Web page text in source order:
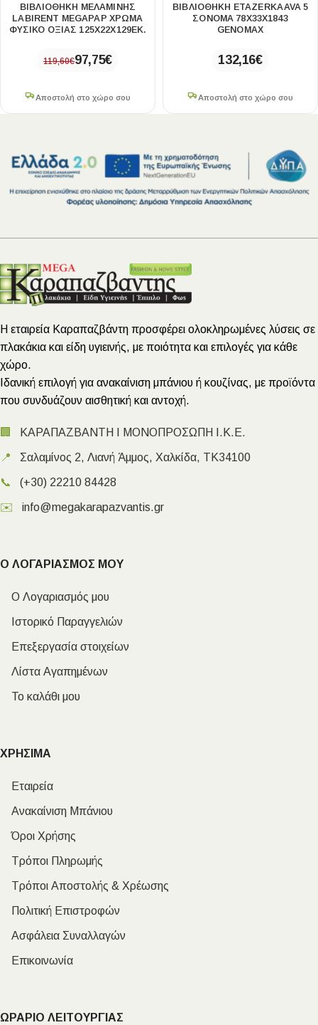
ΒΙΒΛΙΟΘΉΚΗ ΜΕΛΑΜΊΝΗΣ
LABIRENT MEGAPAP ΧΡΏΜΑ
ΦΥΣΙΚΌ ΟΞΙΆΣ 125X22X129ΕΚ.
119,60€97,75€
Αποστολή στο χώρο σου
ΒΙΒΛΙΟΘΉΚΗ ETAZERKA AVA 5
ΣΌΝΟΜΑ 78X33X1843
GENOMAX
132,16€
Αποστολή στο χώρο σου
Η εταιρεία Καραπαζβάντη προσφέρει ολοκληρωμένες λύσεις σε
πλακάκια και είδη υγιεινής, με ποιότητα και επιλογές για κάθε
χώρο.
Ιδανική επιλογή για ανακαίνιση μπάνιου ή κουζίνας, με προϊόντα
που συνδυάζουν αισθητική και αντοχή.
🏢 ΚΑΡΑΠΑΖΒΑΝΤΗ Ι ΜΟΝΟΠΡΟΣΩΠΗ Ι.Κ.Ε.
📍 Σαλαμίνος 2, Λιανή Άμμος, Χαλκίδα, ΤΚ34100
📞 (+30) 22210 84428
✉️ info@megakarapazvantis.gr
Ο ΛΟΓΑΡΙΑΣΜΟΣ ΜΟΥ
Ο Λογαριασμός μου
Ιστορικό Παραγγελιών
Επεξεργασία στοιχείων
Λίστα Αγαπημένων
Το καλάθι μου
ΧΡΗΣΙΜΑ
Εταιρεία
Ανακαίνιση Μπάνιου
Όροι Χρήσης
Τρόποι Πληρωμής
Τρόποι Αποστολής & Χρέωσης
Πολιτική Επιστροφών
Ασφάλεια Συναλλαγών
Επικοινωνία
ΩΡΑΡΙΟ ΛΕΙΤΟΥΡΓΙΑΣ